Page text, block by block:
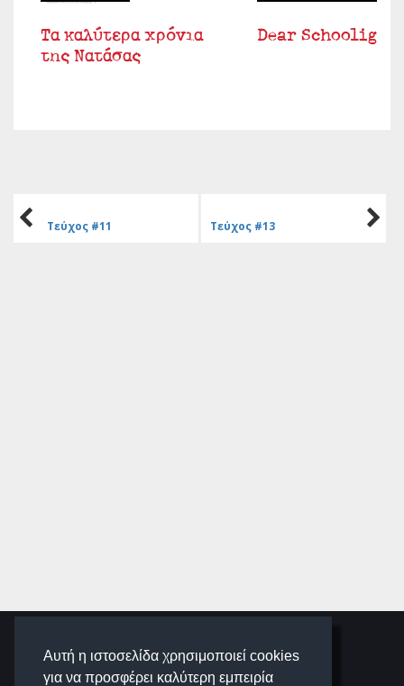
Αυτή η ιστοσελίδα χρησιμοποιεί cookies
για να προσφέρει καλύτερη εμπειρία
Τα καλύτερα χρόνια
της Νατάσας
Dear
Τεύχος #11 Τεύχος #13
SCHOOLIGANS